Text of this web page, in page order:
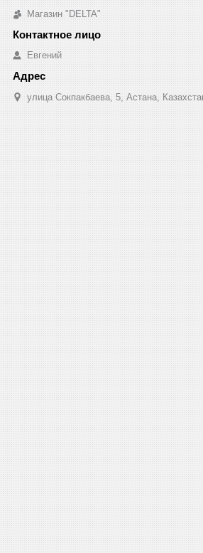
Магазин "DELTA"
Евгений
улица Сокпакбаева, 5, Астана,